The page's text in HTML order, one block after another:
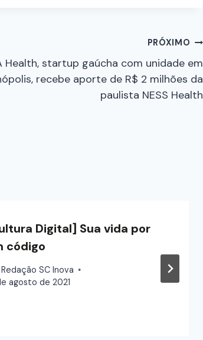
PRÓXIMO
Health, startup gaúcha com unidade em
recebe aporte de R$ 2 milhões da
paulista NESS Health
Digital] Sua vida por
código
Redação SC Inova
agosto de 2021